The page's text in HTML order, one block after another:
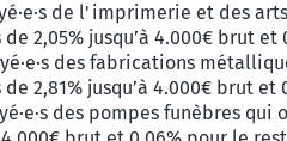
de l'imprimerie et des
2,05% jusqu’à 4.000€ brut et
des fabrications
2,81% jusqu’à 4.000€ brut et
des pompes funèbres